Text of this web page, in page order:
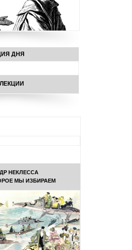
ДНЯ
НЕКЛЕССА
МЫ ИЗБИРАЕМ